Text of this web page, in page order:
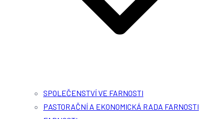
SPOLEČENSTVÍ VE FARNOSTI
PASTORAČNÍ A EKONOMICKÁ RADA FARNOSTI